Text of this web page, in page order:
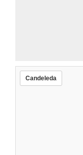
Candeleda